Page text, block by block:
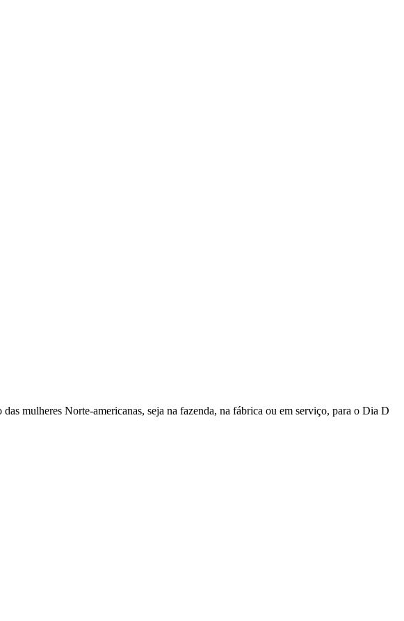
mulheres Norte-americanas, seja na fazenda, na fábrica ou em serviço, para o Dia D